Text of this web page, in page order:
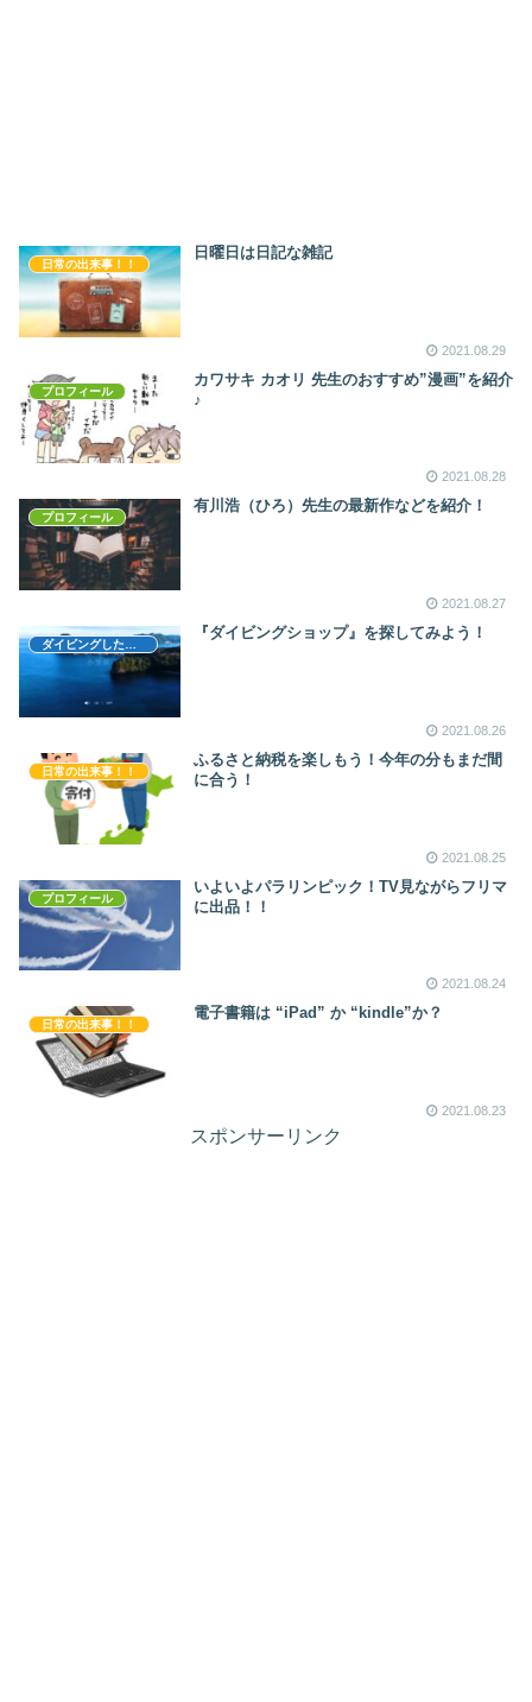
日常の出来事！！
日曜日は日記な雑記
2021.08.29
プロフィール
カワサキ カオリ 先生のおすすめ”漫画”を紹介
♪
2021.08.28
プロフィール
有川浩（ひろ）先生の最新作などを紹介！
2021.08.27
ダイビングしたい！
『ダイビングショップ』を探してみよう！
2021.08.26
日常の出来事！！
ふるさと納税を楽しもう！今年の分もまだ間
に合う！
2021.08.25
プロフィール
いよいよパラリンピック！TV見ながらフリマ
に出品！！
2021.08.24
日常の出来事！！
電子書籍は “iPad” か “kindle”か？
2021.08.23
スポンサーリンク